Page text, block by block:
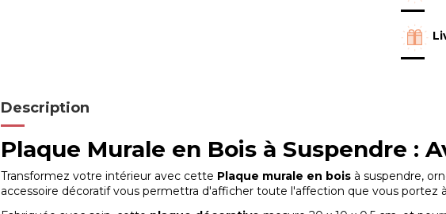
Description
Plaque Murale en Bois à Suspendre :
Transformez votre intérieur avec cette Plaque murale en bois à suspendre,
accessoire décoratif vous permettra d'afficher toute l'affection que vous portez